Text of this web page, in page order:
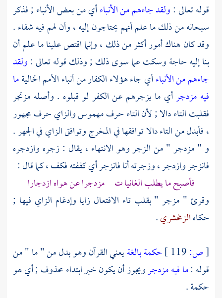
قوله تعالى :ولقد جاءهم من الأنباءأي من بعض الأنباء ; فذكر
سبحانه من ذلك ما علم أنهم يحتاجون إليه ، وأن لهم فيه شفاء .
وقد كان هناك أمور أكثر من ذلك ، وإنما اقتص علينا ما علم أن
بنا إليه حاجة وسكت عما سوى ذلك ; وذلك قوله تعالى :ولقد
جاءهم من الأنباءأي جاء هؤلاء الكفار من أنباء الأمم الخاليةما
فيه مزدجرأي ما يزجرهم عن الكفر لو قبلوه . وأصله مزتجر
فقلبت التاء دالا ; لأن التاء حرف مهموس والزاي حرف مجهور
، فأبدل من التاء دالا توافقها في المخرج وتوافق الزاي في الجهر .
و " مزدجر " من الزجر وهو الانتهاء ، يقال : زجره وازدجره
فانزجر وازدجر ، وزجرته أنا فانزجر أي كففته فكف ، كما قال :
فأصبح ما يطلب الغانيا ت مزدجرا عن هواه ازدجارا
وقرئ " مزجر " بقلب تاء الافتعال زايا وإدغام الزاي فيها ;
حكاهالزمخشري.
[ص: حكمة بالغةيعني القرآن وهو بدل من " ما " من
قوله :ما فيه مزدجرويجوز أن يكون خبر ابتداء محذوف ; أي هو
حكمة .